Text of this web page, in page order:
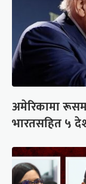
अमेरिकामा
भारतसहित ५